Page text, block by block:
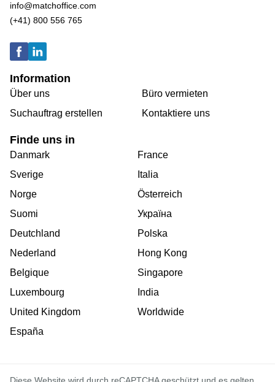
info@matchoffice.com
(+41) 800 556 765
Information
Über uns
Suchauftrag erstellen
Büro vermieten
Kontaktiere uns
Finde uns in
Danmark
Sverige
Norge
Suomi
Deutchland
Nederland
Belgique
Luxembourg
United Kingdom
España
France
Italia
Österreich
Україна
Polska
Hong Kong
Singapore
India
Worldwide